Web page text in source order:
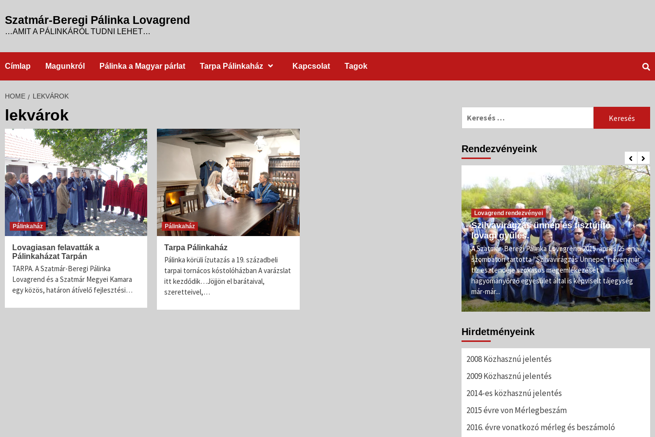
to
content
Szatmár-Beregi Pálinka Lovagrend
…AMIT A PÁLINKÁRÓL TUDNI LEHET…
Címlap Magunkról Pálinka a Magyar párlat Tarpa Pálinkaház Kapcsolat Tagok
HOME LEKVÁROK
lekvárok
Pálinkaház
Lovagiasan felavatták a
Pálinkaházat Tarpán
TARPA. A Szatmár-Beregi Pálinka
Lovagrend és a Szatmár Megyei Kamara
egy közös, határon átívelő fejlesztési…
Pálinkaház
Tarpa Pálinkaház
Pálinka körüli ízutazás a 19. századbeli
tarpai tornácos kóstolóházban A varázslat
itt kezdődik…Jöjjön el barátaival,
szeretteivel,…
Keresés:
Rendezvényeink
Lovagrend rendezvényei
tartotta a szokásos szilvavirágzás ünnepét. Mint ahogy
Lovagrend rendezvényei
Szilvavirágzás ünnep és tisztújító
lovagi gyűlés.
A Szatmár-Beregi Pálinka Lovagrend 2015. április 25-én,
szombaton tartotta "Szilvavirágzás Ünnepe" néven már
tíz esztendeje szokásos megemlékezését a
hagyományőrző egyesület által is képviselt tájegység
már-már...
Hirdetményeink
2008 Közhasznú jelentés
2009 Közhasznú jelentés
2014-es közhasznú jelentés
2015 évre von Mérlegbeszám
2016. évre vonatkozó mérleg és beszámoló